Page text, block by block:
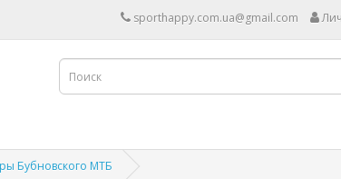
sporthappy.com.ua@gmail.com
Бубновского МТБ